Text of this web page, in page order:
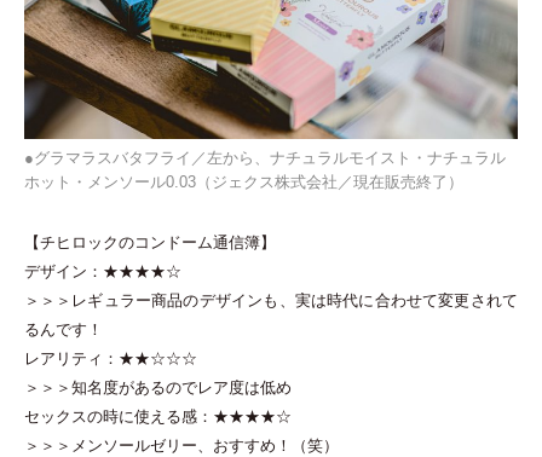
●グラマラスバタフライ／左から、ナチュラルモイスト・ナチュラル
ホット・メンソール0.03（ジェクス株式会社／現在販売終了）
【チヒロックのコンドーム通信簿】
デザイン：★★★★☆
＞＞＞レギュラー商品のデザインも、実は時代に合わせて変更されて
るんです！
レアリティ：★★☆☆☆
＞＞＞知名度があるのでレア度は低め
セックスの時に使える感：★★★★☆
＞＞＞メンソールゼリー、おすすめ！
（笑）